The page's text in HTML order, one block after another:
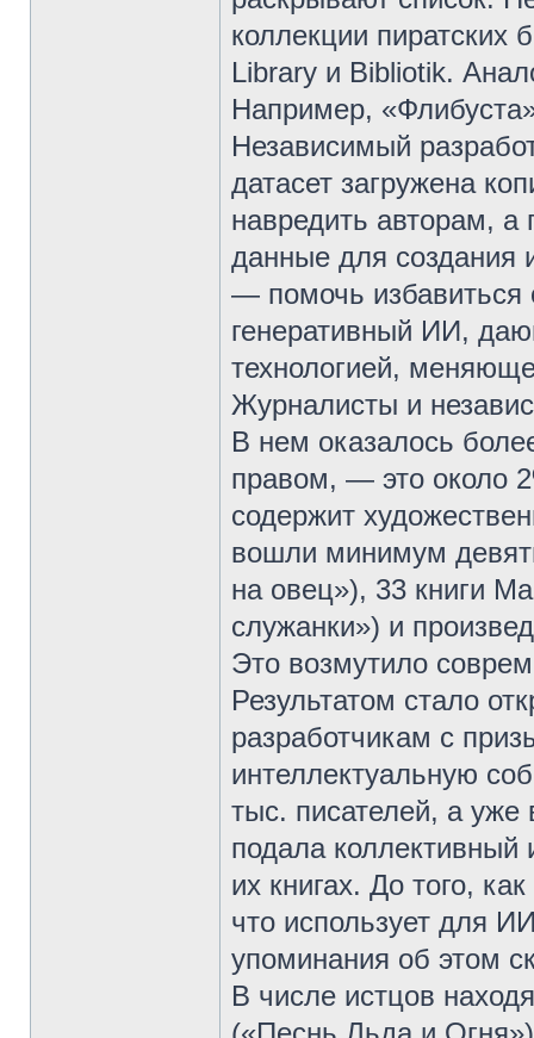
коллекции пиратских
Library и Bibliotik.
Например,
Независимый
датасет загружена
навредить авторам, а
данные для создания
— помочь избавиться
генеративный ИИ,
технологией,
Журналисты и
В нем оказалось
правом, — это около
содержит
вошли минимум
на овец»), 33 книги
служанки») и
Это возмутило
Результатом стало
разработчикам с
интеллектуальную
тыс. писателей, а уже
подала коллективный
их книгах. До того,
что использует для
упоминания об этом
В числе истцов